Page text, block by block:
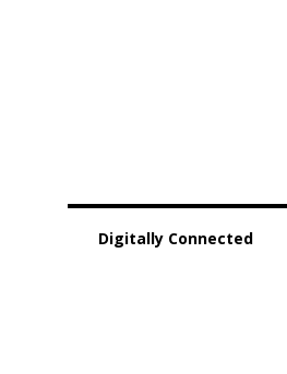
Digitally Connected